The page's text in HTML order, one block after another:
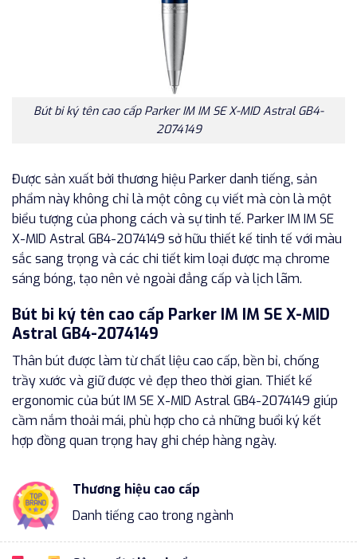
Bút bi ký tên cao cấp Parker IM IM SE X-MID Astral GB4-
2074149
Được sản xuất bởi thương hiệu Parker danh tiếng, sản
phẩm này không chỉ là một công cụ viết mà còn là một
biểu tượng của phong cách và sự tinh tế. Parker IM IM SE
X-MID Astral GB4-2074149 sở hữu thiết kế tinh tế với màu
sắc sang trọng và các chi tiết kim loại được mạ chrome
sáng bóng, tạo nên vẻ ngoài đẳng cấp và lịch lãm.
Bút bi ký tên cao cấp Parker IM IM SE X-MID
Astral GB4-2074149
Thân bút được làm từ chất liệu cao cấp, bền bỉ, chống
trầy xước và giữ được vẻ đẹp theo thời gian. Thiết kế
ergonomic của bút IM SE X-MID Astral GB4-2074149 giúp
cầm nắm thoải mái, phù hợp cho cả những buổi ký kết
hợp đồng quan trọng hay ghi chép hàng ngày.
Thương hiệu cao cấp
Danh tiếng cao trong ngành